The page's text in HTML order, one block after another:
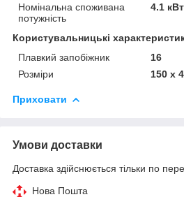
Номінальна споживана
потужність
4.1 кВт
Користувальницькі
Плавкий запобіжник
16
Розміри
150 x
Приховати
Умови доставки
Доставка здійснюється тільки по
Нова Пошта